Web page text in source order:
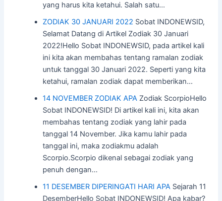
yang harus kita ketahui. Salah satu…
ZODIAK 30 JANUARI 2022 Sobat INDONEWSID,
Selamat Datang di Artikel Zodiak 30 Januari
2022!Hello Sobat INDONEWSID, pada artikel kali
ini kita akan membahas tentang ramalan zodiak
untuk tanggal 30 Januari 2022. Seperti yang kita
ketahui, ramalan zodiak dapat memberikan…
14 NOVEMBER ZODIAK APA Zodiak ScorpioHello
Sobat INDONEWSID! Di artikel kali ini, kita akan
membahas tentang zodiak yang lahir pada
tanggal 14 November. Jika kamu lahir pada
tanggal ini, maka zodiakmu adalah
Scorpio.Scorpio dikenal sebagai zodiak yang
penuh dengan…
11 DESEMBER DIPERINGATI HARI APA Sejarah 11
DesemberHello Sobat INDONEWSID! Apa kabar?